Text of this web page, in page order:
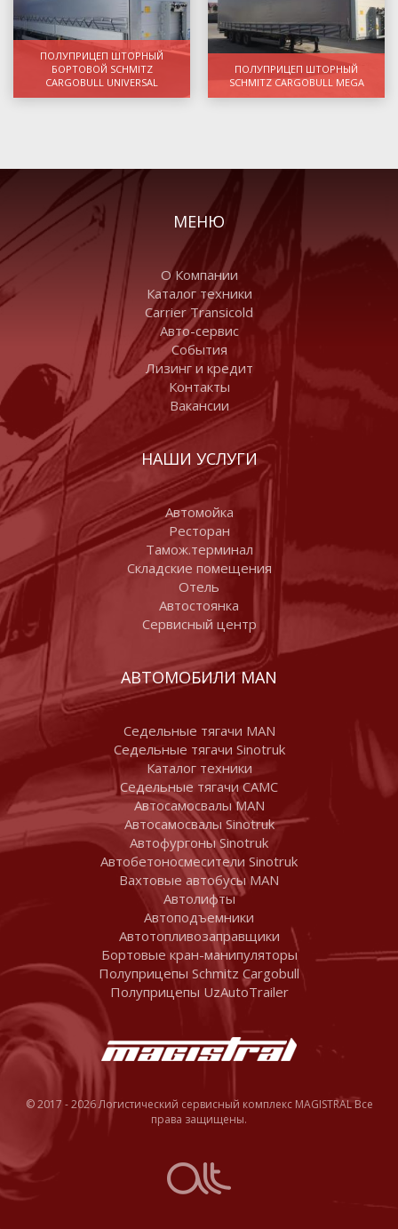
ПОЛУПРИЦЕП ШТОРНЫЙ
БОРТОВОЙ SCHMITZ
CARGOBULL UNIVERSAL
ПОЛУПРИЦЕП ШТОРНЫЙ
SCHMITZ CARGOBULL MEGA
МЕНЮ
О Компании
Каталог техники
Carrier Transicold
Авто-сервис
События
Лизинг и кредит
Контакты
Вакансии
НАШИ УСЛУГИ
Автомойка
Ресторан
Тамож.терминал
Складские помещения
Отель
Автостоянка
Сервисный центр
АВТОМОБИЛИ MAN
Седельные тягачи MAN
Седельные тягачи Sinotruk
Каталог техники
Седельные тягачи CAMC
Автосамосвалы MAN
Автосамосвалы Sinotruk
Автофургоны Sinotruk
Автобетоносмесители Sinotruk
Вахтовые автобусы MAN
Автолифты
Автоподъемники
Автотопливозаправщики
Бортовые кран-манипуляторы
Полуприцепы Schmitz Cargobull
Полуприцепы UzAutoTrailer
© 2017 - 2026 Логистический сервисный комплекс MAGISTRAL Все
права защищены.